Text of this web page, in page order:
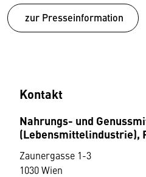
zur Presseinformation
Kontakt
Nahrungs- und
(Lebensmittelindustrie),
Zaunergasse 1-3
1030 Wien